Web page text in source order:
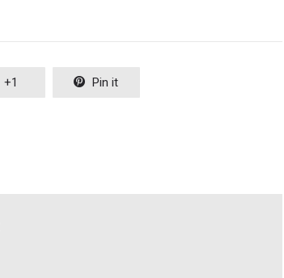
+1  Pin it